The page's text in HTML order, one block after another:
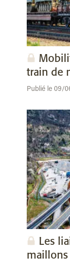
train de
Publié le 09/
Les
maillons